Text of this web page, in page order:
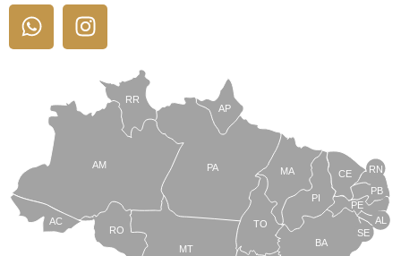
TO
BA
SE
PE
AL
RN
CE
PI
MA
AP
PA
RR
AM
AC
RO
MT
PB